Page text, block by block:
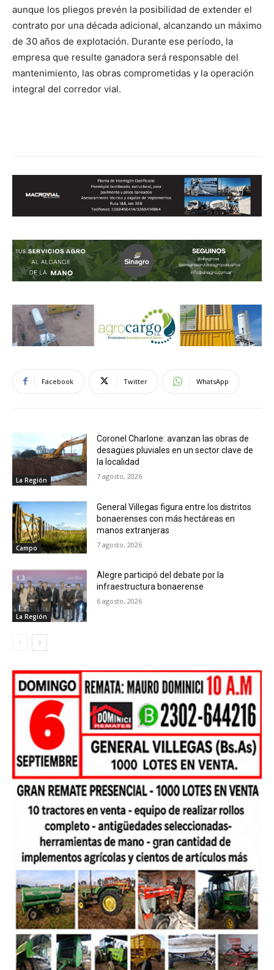
aunque los pliegos prevén la posibilidad de extender el
contrato por una década adicional, alcanzando un máximo
de 30 años de explotación. Durante ese período, la
empresa que resulte ganadora será responsable del
mantenimiento, las obras comprometidas y la operación
integral del corredor vial.
Facebook Twitter WhatsApp
La Región
Coronel Charlone: avanzan las obras de
desagües pluviales en un sector clave de
la localidad
7 agosto, 2026
Campo
General Villegas figura entre los distritos
bonaerenses con más hectáreas en
manos extranjeras
7 agosto, 2026
La Región
Alegre participó del debate por la
infraestructura bonaerense
6 agosto, 2026